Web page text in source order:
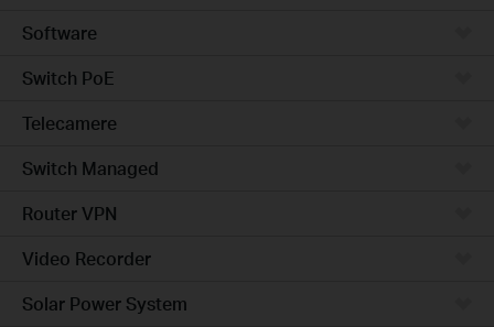
Software
Switch PoE
Telecamere
Switch Managed
Router VPN
Video Recorder
Solar Power System